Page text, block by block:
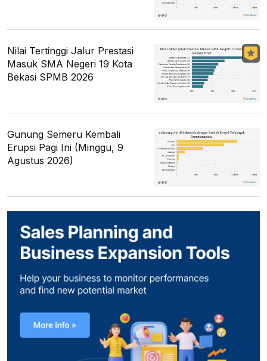
Nilai Tertinggi Jalur Prestasi
Masuk SMA Negeri 19 Kota
Bekasi SPMB 2026
Gunung Semeru Kembali
Erupsi Pagi Ini (Minggu, 9
Agustus 2026)